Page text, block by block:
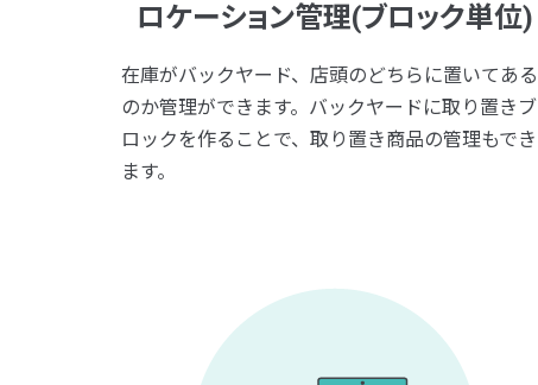
ロケーション管理(ブロック単位)
在庫がバックヤード、店頭のどちらに置いてある
のか管理ができます。バックヤードに取り置きブ
ロックを作ることで、取り置き商品の管理もでき
ます。